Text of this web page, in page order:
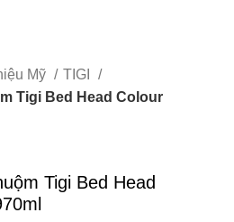
Mỹ
TIGI
Tigi Bed Head Colour
Tigi Bed Head